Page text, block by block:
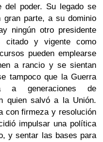
del poder. Su legado se
gran parte, a su dominio
ningún otro presidente
citado y vigente como
pueden emplearse
a rancio y se sientan
tampoco que la Guerra
a generaciones de
quien salvó a la Unión.
con firmeza y resolución
impulsar una política
y sentar las bases para